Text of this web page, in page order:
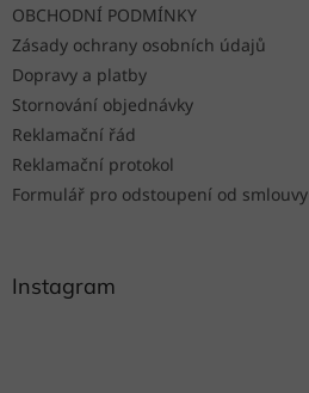
OBCHODNÍ PODMÍNKY
Zásady ochrany osobních údajů
Dopravy a platby
Stornování objednávky
Reklamační řád
Reklamační protokol
Formulář pro odstoupení od smlouvy
Instagram